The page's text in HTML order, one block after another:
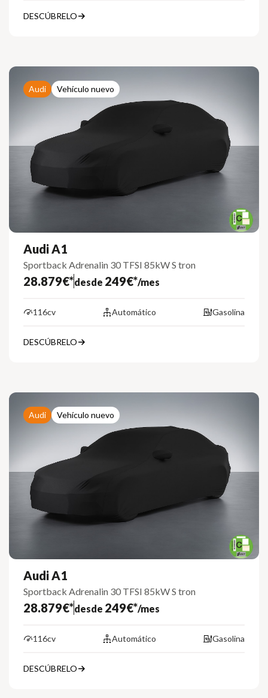
DESCÚBRELO
Audi Vehículo nuevo
Audi A1
Sportback Adrenalin 30 TFSI 85kW S tron
28.879€*desde 249€*/mes
116cv Automático Gasolina
DESCÚBRELO
Audi Vehículo nuevo
Audi A1
Sportback Adrenalin 30 TFSI 85kW S tron
28.879€*desde 249€*/mes
116cv Automático Gasolina
DESCÚBRELO